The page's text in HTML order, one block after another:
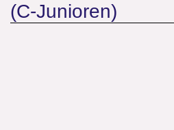
(C-Junioren)